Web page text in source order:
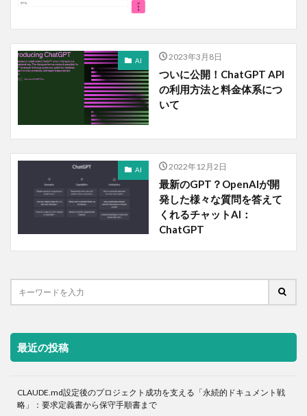
AI 2023年3月8日
ついに公開！ChatGPT API
の利用方法と料金体系につ
いて
AI 2022年12月2日
最新のGPT？OpenAIが開
発した様々な質問を答えて
くれるチャットAI：
ChatGPT
最近の投稿
CLAUDE.md設定後のプロジェクト成功を支える「永続的ドキュメント戦
略」：要求定義書から保守手順書まで